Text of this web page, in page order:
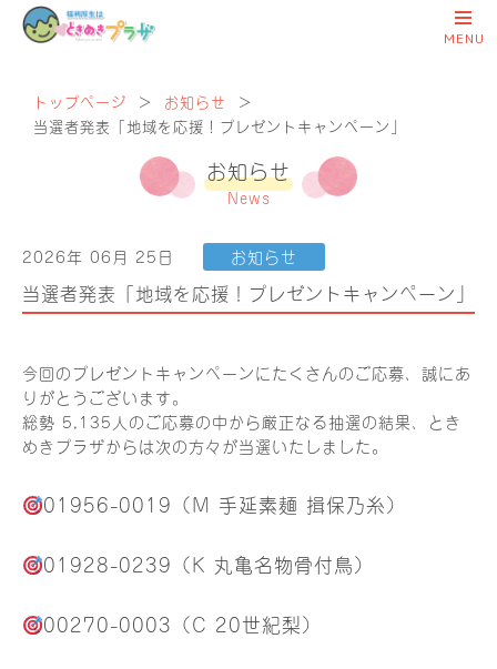
トップページ ＞ お知らせ
＞
当選者発表「地域を応援！プレゼントキャンペーン」
お知らせ
News
2026年 06月 25日 お知らせ
当選者発表「地域を応援！プレゼントキャンペーン」
今回のプレゼントキャンペーンにたくさんのご応募、誠にあ
りがとうございます。
総勢 5,135人のご応募の中から厳正なる抽選の結果、とき
めきプラザからは次の方々が当選いたしました。
01956-0019（M 手延素麺 揖保乃糸）
01928-0239（K 丸亀名物骨付鳥）
00270-0003（C 20世紀梨）